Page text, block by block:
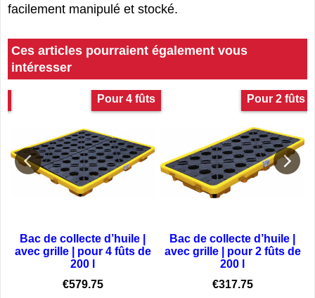
facilement manipulé et stocké.
Ces articles pourraient également vous
intéresser
Pour 4 fûts
Bac de collecte d’huile |
avec grille | pour 4 fûts de
200 l
€579.75
Pour 2 fûts
Bac de collecte d’huile |
avec grille | pour 2 fûts de
200 l
€317.75